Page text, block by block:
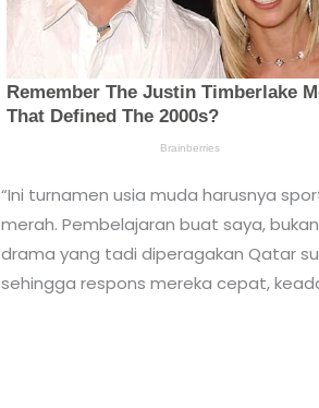
“Ini turnamen usia muda harusnya
merah. Pembelajaran buat saya,
drama yang tadi diperagakan Qatar
sehingga respons mereka cepat,